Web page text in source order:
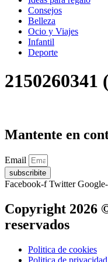
Consejos
Belleza
Ocio y Viajes
Infantil
Deporte
2150260341
Mantente en
Email
subscribite
Facebook-f Twitter
Copyright 2026
reservados
Politica de cookies
Politica de privacidad